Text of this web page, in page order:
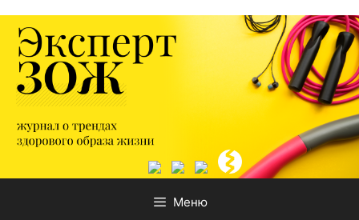
содержимому
Меню